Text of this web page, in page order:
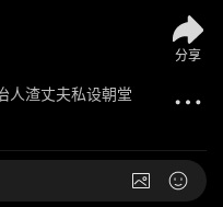
人渣丈夫私设朝堂
分享